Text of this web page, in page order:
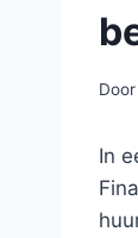
Door
In